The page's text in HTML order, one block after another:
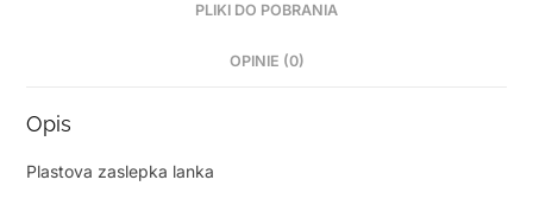
PLIKI DO POBRANIA
OPINIE (0)
Opis
Plastova zaslepka lanka